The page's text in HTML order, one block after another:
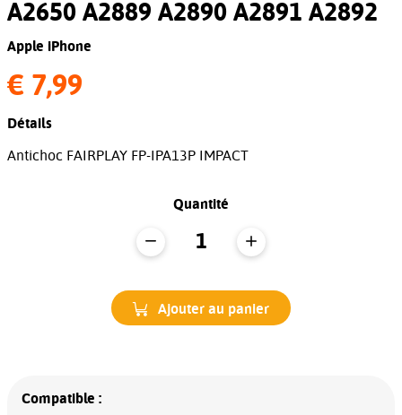
A2650 A2889 A2890 A2891 A2892
Apple iPhone
€ 7,99
Détails
Antichoc FAIRPLAY FP-IPA13P IMPACT
Quantité
Ajouter au panier
Compatible :